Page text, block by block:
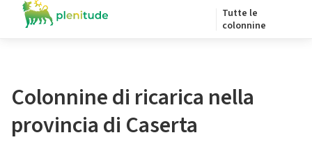
Tutte le
colonnine
Colonnine di ricarica nella
provincia di Caserta